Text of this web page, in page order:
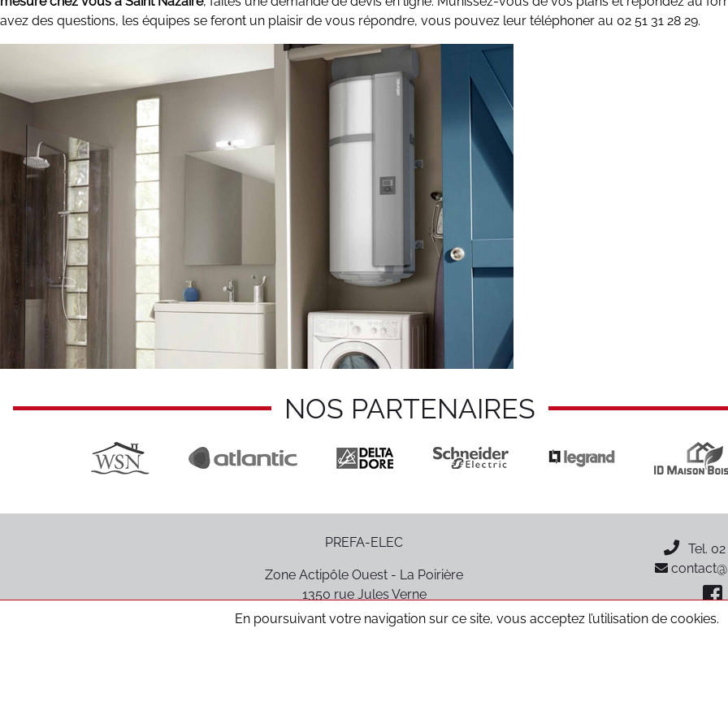
avez des questions, les équipes se feront un plaisir de vous répondre, vous pouvez leur téléphoner au 02 51 31 28 29.
NOS PARTENAIRES
PREFA-ELEC
Zone Actipôle Ouest - La Poirière
1350 rue Jules Verne
85170 Le Poiré-sur-Vie
Tel. 02
En poursuivant votre navigation sur ce site, vous acceptez l’utilisation de cookies.